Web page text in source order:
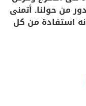
من حولنا. أتمنى
استفادة من كل